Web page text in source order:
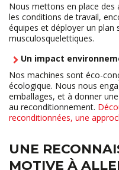
Nous mettons en place
les conditions de travail,
équipes et déployer un
musculosquelettiques.
Un impact
Nos machines sont éco-
écologique. Nous nous
emballages, et à donner
au reconditionnement.
reconditionnées, une
UNE
MOTIVE À